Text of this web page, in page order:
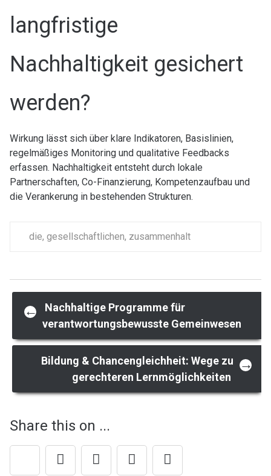
langfristige
Nachhaltigkeit gesichert
werden?
Wirkung lässt sich über klare Indikatoren, Basislinien,
regelmäßiges Monitoring und qualitative Feedbacks
erfassen. Nachhaltigkeit entsteht durch lokale
Partnerschaften, Co-Finanzierung, Kompetenzaufbau und
die Verankerung in bestehenden Strukturen.
die, gesellschaftlichen, zusammenhalt
Post
navigation
←
Nachhaltige Programme für
verantwortungsbewusste Gemeinwesen
Bildung & Chancengleichheit: Wege zu
gerechteren Lernmöglichkeiten
→
Share this on ...